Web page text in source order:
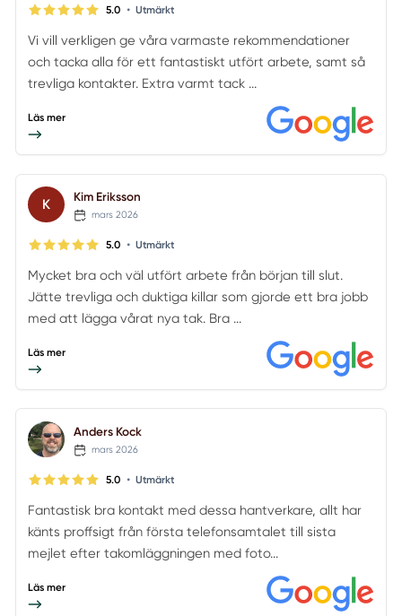
5.0 • Utmärkt
Vi vill verkligen ge våra varmaste rekommendationer
och tacka alla för ett fantastiskt utfört arbete, samt så
trevliga kontakter. Extra varmt tack ...
Läs mer
K Kim Eriksson
mars 2026
5.0 • Utmärkt
Mycket bra och väl utfört arbete från början till slut.
Jätte trevliga och duktiga killar som gjorde ett bra jobb
med att lägga vårat nya tak. Bra ...
Läs mer
Anders Kock
mars 2026
5.0 • Utmärkt
Fantastisk bra kontakt med dessa hantverkare, allt har
känts proffsigt från första telefonsamtalet till sista
mejlet efter takomläggningen med foto...
Läs mer